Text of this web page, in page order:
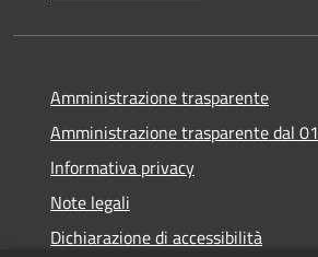
Amministrazione trasparente
Amministrazione trasparente dal
Informativa privacy
Note legali
Dichiarazione di accessibilità